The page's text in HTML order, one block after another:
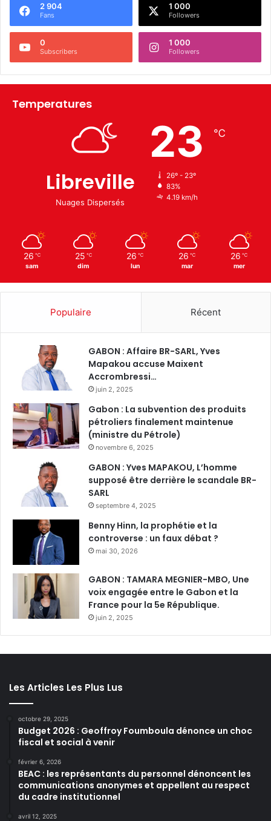
2 904
Fans
1 000
Followers
0
Subscribers
1 000
Followers
Temperatures
Libreville
Nuages Dispersés
23 ℃
26º - 23º
83%
4.19 km/h
26 ℃
sam
25 ℃
dim
26 ℃
lun
26 ℃
mar
26 ℃
mer
Populaire Récent
GABON : Affaire BR-SARL, Yves
Mapakou accuse Maixent
Accrombressi…
juin 2, 2025
Gabon : La subvention des produits
pétroliers finalement maintenue
(ministre du Pétrole)
novembre 6, 2025
GABON : Yves MAPAKOU, L’homme
supposé être derrière le scandale BR-
SARL
septembre 4, 2025
Benny Hinn, la prophétie et la
controverse : un faux débat ?
mai 30, 2026
GABON : TAMARA MEGNIER-MBO, Une
voix engagée entre le Gabon et la
France pour la 5e République.
juin 2, 2025
Les Articles Les Plus Lus
octobre 29, 2025
Budget 2026 : Geoffroy Foumboula dénonce un choc
fiscal et social à venir
février 6, 2026
BEAC : les représentants du personnel dénoncent les
communications anonymes et appellent au respect
du cadre institutionnel
avril 12, 2025